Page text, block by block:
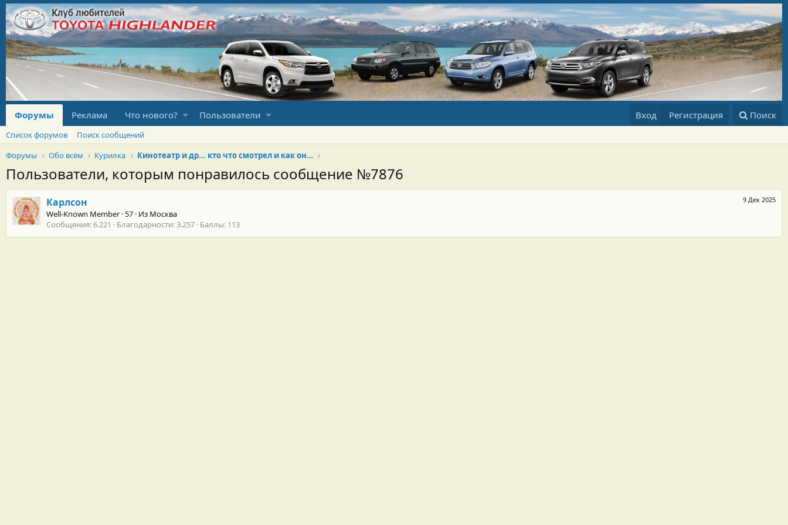
Форумы Реклама Что нового? Пользователи Вход Регистрация Поиск
Список форумов
Поиск сообщений
Форумы
Обо всём Курилка Кинотеатр и др... кто что смотрел и как оно.
Пользователи, которым понравилось сообщение №7876
9 Дек 2025
Карлсон
Well-Known Member ·57 · Из Москва
Сообщения 6.221 Благодарности 3.257 Баллы 113